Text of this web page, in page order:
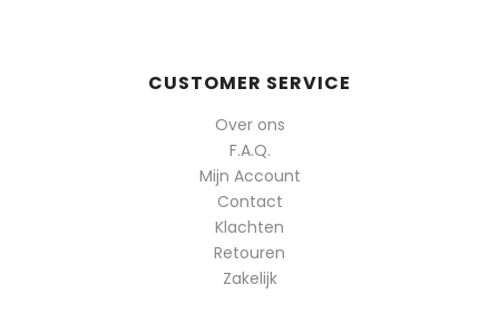
CUSTOMER SERVICE
Over ons
F.A.Q.
Mijn Account
Contact
Klachten
Retouren
Zakelijk